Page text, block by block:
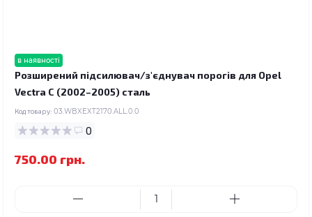
в наявності
Розширений підсилювач/з'єднувач порогів для Opel
Vectra C (2002–2005) сталь
Код товару: 03.WBXEXT2170.ALL.0.0
0
750.00 грн.